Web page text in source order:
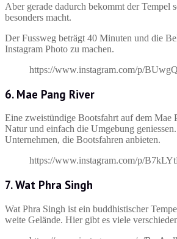
Aber gerade dadurch bekommt der Tempel
besonders macht.
Der Fussweg beträgt 40 Minuten und die
Instagram Photo zu machen.
https://www.instagram.com/p/
6. Mae Pang River
Eine zweistündige Bootsfahrt auf dem Mae
Natur und einfach die Umgebung
Unternehmen, die Bootsfahren anbieten.
https://www.instagram.com/p/
7. Wat Phra Singh
Wat Phra Singh ist ein buddhistischer
weite Gelände. Hier gibt es viele